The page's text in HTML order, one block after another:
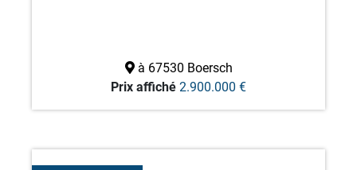
à 67530 Boersch
Prix affiché 2.900.000 €